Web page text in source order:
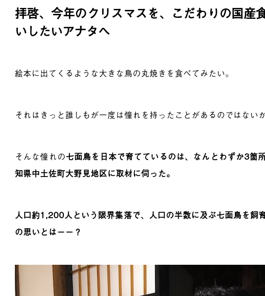
拝啓、今年のクリスマスを、こだわりの国産
いしたいアナタへ
絵本に出てくるような大きな鳥の丸焼きを食べてみたい。
それはきっと誰しもが一度は憧れを持ったことがあるのではない
そんな憧れの七面鳥を日本で育てているのは、なんとわずか3箇所
知県中土佐町大野見地区に取材に伺った。
人口約1,200人という限界集落で、人口の半数に及ぶ七面鳥を飼
の思いとはーー？